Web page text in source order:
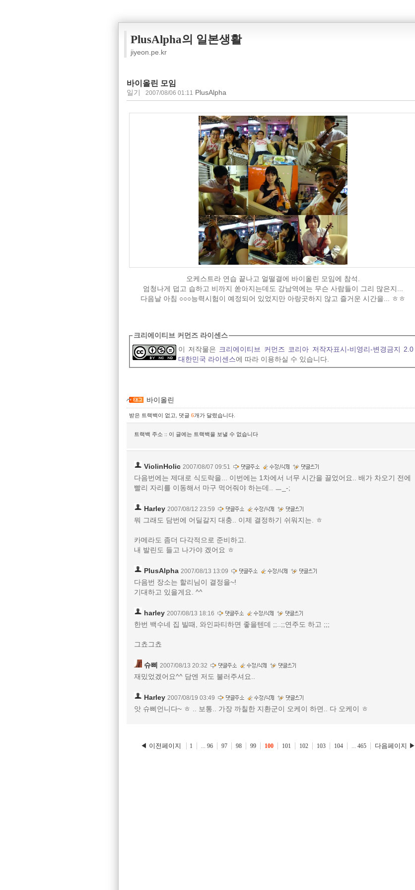
PlusAlpha의 일본생활
jiyeon.pe.kr
바이올린 모임
일기 2007/08/06 01:11 PlusAlpha
오케스트라 연습 끝나고 얼떨결에 바이올린 모임에 참석.
엄청나게 덥고 습하고 비까지 쏟아지는데도 강남역에는 무슨 사람들이 그리 많은지...
다음날 아침 ○○○능력시험이 예정되어 있었지만 아랑곳하지 않고 즐거운 시간을... ㅎㅎ
크리에이티브 커먼즈 라이센스
이 저작물은 크리에이티브 커먼즈 코리아 저작자표시-비영리-변경금지 2.0
대한민국 라이센스에 따라 이용하실 수 있습니다.
바이올린
받은 트랙백이 없고 댓글 6개가 달렸습니다.
트랙백 주소 :: 이 글에는 트랙백을 보낼 수 없습니다
ViolinHolic 2007/08/07 09:51
다음번에는 제대로 식도락을... 이번에는 1차에서 너무 시간을 끌었어요.. 배가 차오기 전에
빨리 자리를 이동해서 마구 먹어줘야 하는데.. ㅡ_-;
Harley 2007/08/12 23:59
뭐 그래도 담번에 어딜갈지 대충.. 이제 결정하기 쉬워지는. ㅎ
카메라도 좀더 다각적으로 준비하고.
내 발린도 들고 나가야 겠어요 ㅎ
PlusAlpha 2007/08/13 13:09
다음번 장소는 할리님이 결정을~!
기대하고 있을게요. ^^
harley 2007/08/13 18:16
한번 백수네 집 빌때, 와인파티하면 좋을텐데 ;;..;;연주도 하고 ;;;
그쵸그쵸
슈삐 2007/08/13 20:32
재밌었겠어요^^ 담엔 저도 불러주셔요..
Harley 2007/08/19 03:49
앗 슈삐언니다~ ㅎ .. 보통.. 가장 까칠한 지환군이 오케이 하면.. 다 오케이 ㅎ
◀ 이전페이지 1 96 97 98 99 100 101 102 103 104 465 다음페이지 ▶